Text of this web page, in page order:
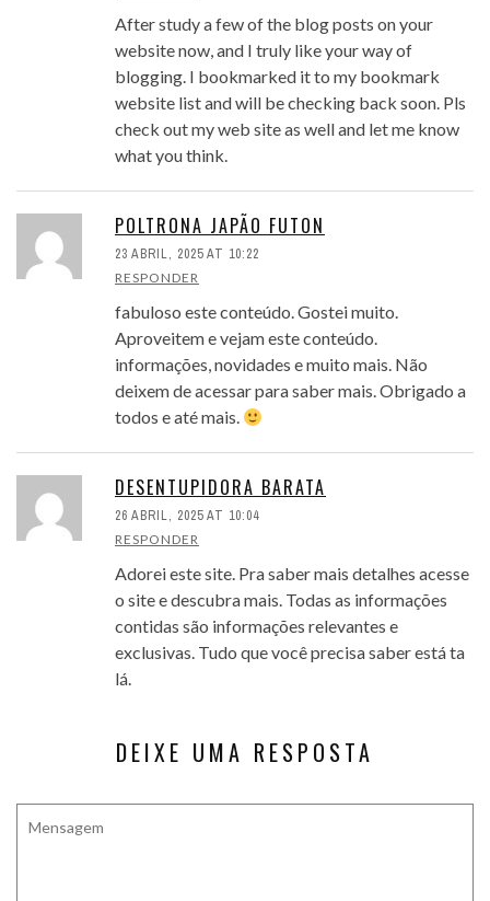
After study a few of the blog posts on your
website now, and I truly like your way of
blogging. I bookmarked it to my bookmark
website list and will be checking back soon. Pls
check out my web site as well and let me know
what you think.
POLTRONA JAPÃO FUTON
23 ABRIL, 2025 AT 10:22
RESPONDER
fabuloso este conteúdo. Gostei muito.
Aproveitem e vejam este conteúdo.
informações, novidades e muito mais. Não
deixem de acessar para saber mais. Obrigado a
todos e até mais.
DESENTUPIDORA BARATA
26 ABRIL, 2025 AT 10:04
RESPONDER
Adorei este site. Pra saber mais detalhes acesse
o site e descubra mais. Todas as informações
contidas são informações relevantes e
exclusivas. Tudo que você precisa saber está ta
lá.
DEIXE UMA RESPOSTA